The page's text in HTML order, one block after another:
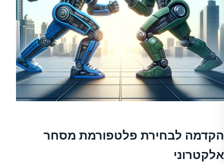
הקדמה לבחירת פלטפורמת מסחר
אלקטרוני